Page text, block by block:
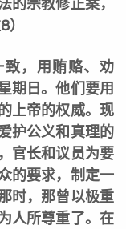
的宗教修正案，
，用贿赂、劝
期日。他们要用
上帝的权威。现
护公义和真理的
官长和议员为要
的要求，制定一
时，那曾以极重
人所尊重了。在